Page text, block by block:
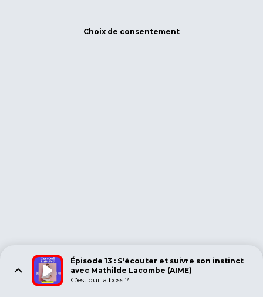
Choix de consentement
Épisode 13 : S'écouter et suivre son instinct
avec Mathilde Lacombe (AIME)
C'est qui la boss ?